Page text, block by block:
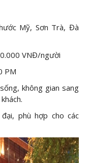
Mỹ, Sơn Trà, Đà
VNĐ/người
PM
không gian sang
phù hợp cho các